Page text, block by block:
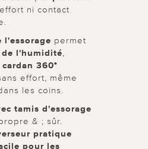
ni contact
l'essorage permet
l'humidité,
360°
effort, même
les coins.
tamis d'essorage
& ; sûr.
pratique
pour les